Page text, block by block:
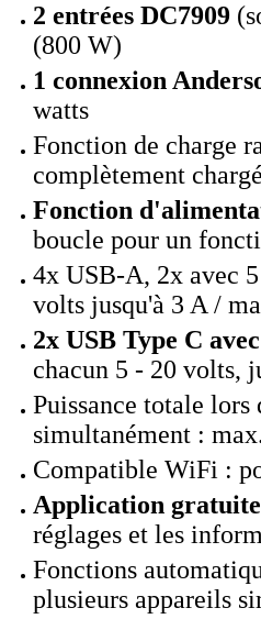
2 entrées DC7909
(800 W)
1 connexion
watts
Fonction de charge
complètement
Fonction
boucle pour un
4x USB-A, 2x avec
volts jusqu'à 3 A /
2x USB Type C
chacun 5 - 20 volts,
Puissance totale
simultanément :
Compatible WiFi :
Application
réglages et les
Fonctions
plusieurs appareils